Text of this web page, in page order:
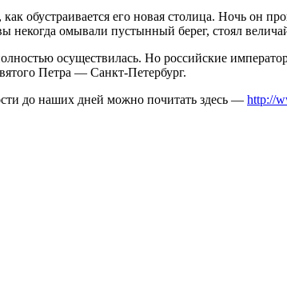
обустра­ивается его новая столица. Ночь он
некогда омывали пустынный берег, стоял
осу­ществилась. Но российские
Петра — Санкт-Петербург.
до наших дней можно почитать здесь — http://